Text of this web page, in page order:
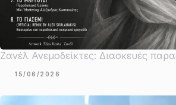
Ζανέλ Ανεμοδείκτες: Διασκευές
15/06/2026